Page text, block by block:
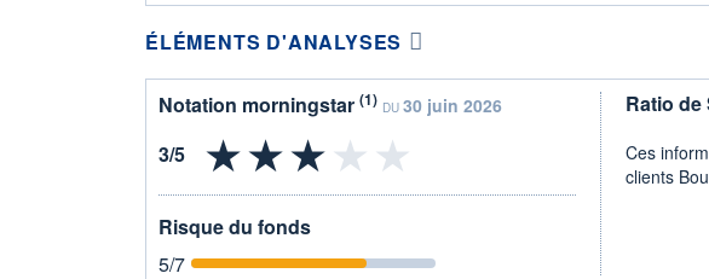
ÉLÉMENTS D'ANALYSES
Notation morningstar (1) DU 30 juin 2026
Risque du fonds
5/7
Ratio de
Ces
clients